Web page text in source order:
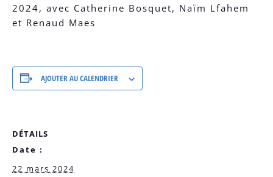
2024, avec Catherine Bosquet, Naïm Lfahem
et Renaud Maes
AJOUTER AU CALENDRIER
DÉTAILS
Date :
22 mars 2024